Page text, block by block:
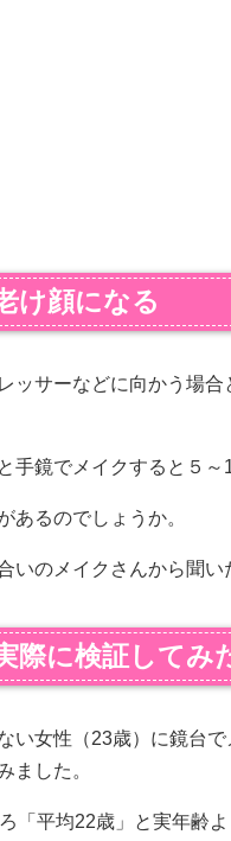
け顔になる
ッサーなどに向かう場
手鏡でメイクすると５
あるのでしょうか。
いのメイクさんから聞い
際に検証してみ
い女性（23歳）に鏡台
ました。
「平均22歳」と実年齢よ